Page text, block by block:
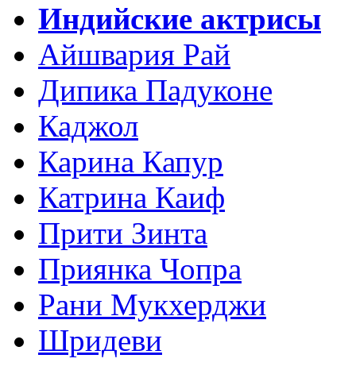
Индийские актрисы
Айшвария Рай
Дипика Падуконе
Каджол
Карина Капур
Катрина Каиф
Прити Зинта
Приянка Чопра
Рани Мукхерджи
Шридеви